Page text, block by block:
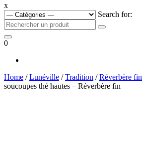
x
Search for:
0
Home /Lunéville /Tradition /Réverbère fin
soucoupes thé hautes – Réverbère fin